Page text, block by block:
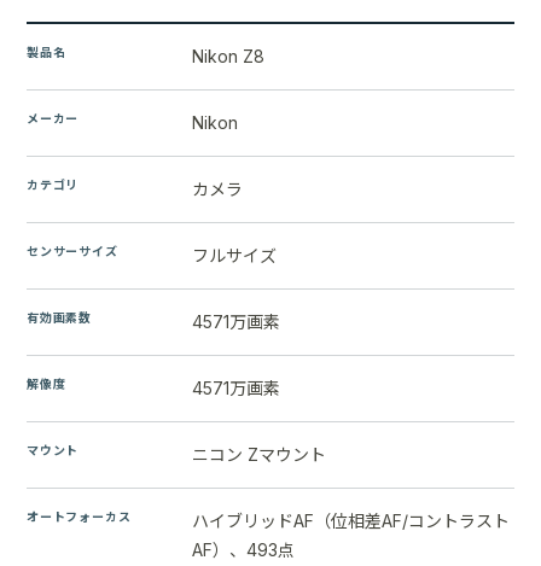
製品名 Nikon Z8
メーカー Nikon
カテゴリ カメラ
センサーサイズ フルサイズ
有効画素数 4571万画素
解像度 4571万画素
マウント ニコン Zマウント
オートフォーカス
ハイブリッドAF（位相差AF/コントラスト
AF）、493点